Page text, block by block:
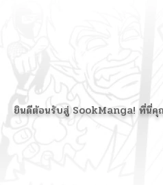
ยินดีต้อนรับสู่ SookManga! ที่นี่คุ